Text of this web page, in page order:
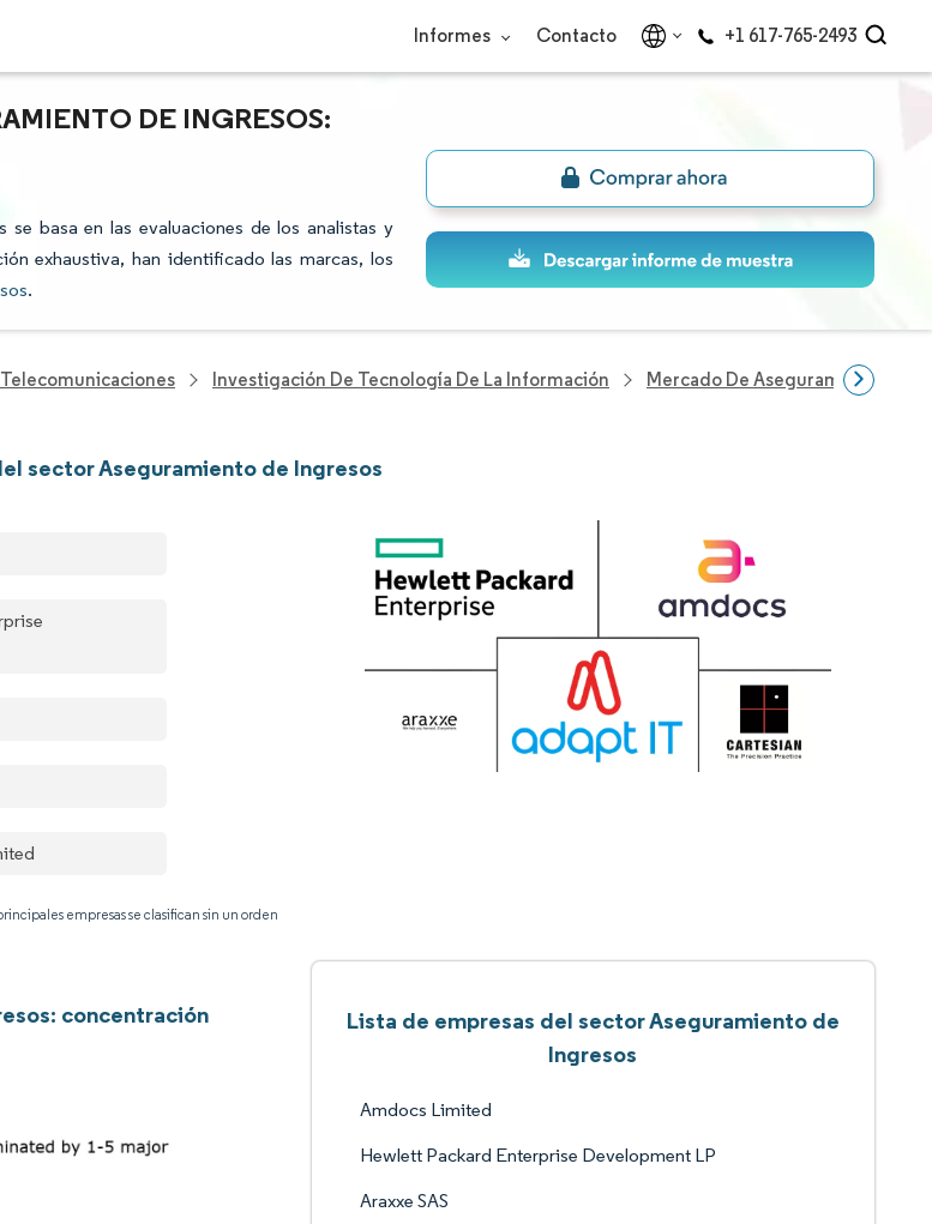
Informes Contacto +1 617-765-2493
DE INGRESOS:
basa en las evaluaciones de los analistas y
exhaustiva, han identificado las marcas, los
.
Investigación De Tecnología De La Información Mercado De Aseguramiento De
sector Aseguramiento de Ingresos
empresas se clasifican sin un orden
concentración
Lista de empresas del sector Aseguramiento de
Ingresos
Amdocs Limited
Hewlett Packard Enterprise Development LP
Araxxe SAS